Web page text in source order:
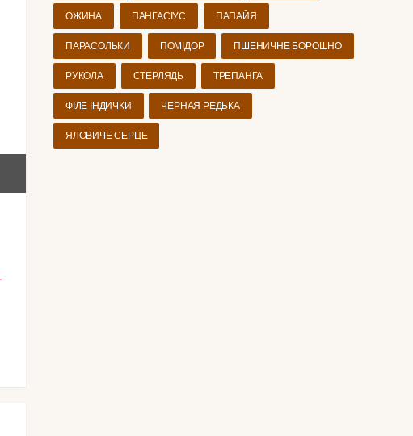
ОЖИНА ПАНГАСІУС ПАПАЙЯ
ПАРАСОЛЬКИ ПОМІДОР ПШЕНИЧНЕ БОРОШНО
РУКОЛА СТЕРЛЯДЬ ТРЕПАНГА
ФІЛЕ ІНДИЧКИ ЧЕРНАЯ РЕДЬКА
ЯЛОВИЧЕ СЕРЦЕ